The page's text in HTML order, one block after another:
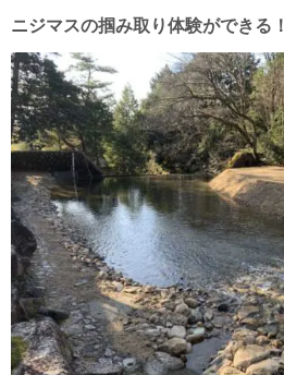
ニジマスの掴み取り体験ができる！